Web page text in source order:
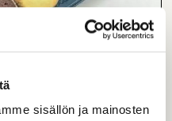
sisällön ja mainosten